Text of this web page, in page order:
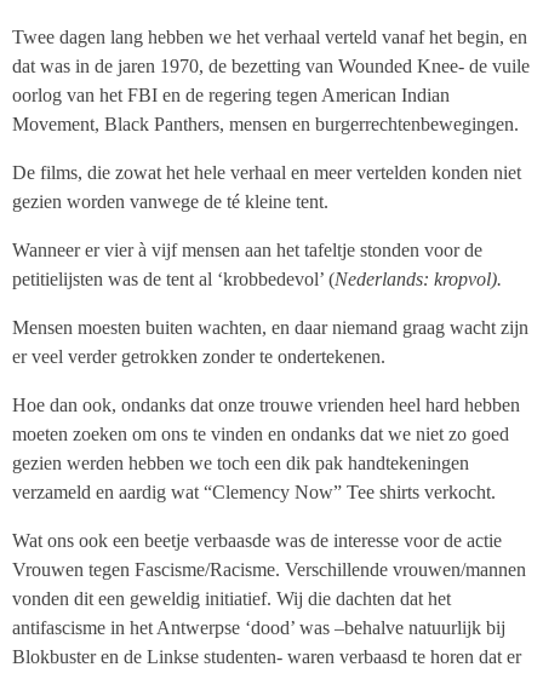
Twee dagen lang hebben we het verhaal verteld vanaf het begin, en
dat was in de jaren 1970, de bezetting van Wounded Knee- de vuile
oorlog van het FBI en de regering tegen American Indian
Movement, Black Panthers, mensen en burgerrechtenbewegingen.
De films, die zowat het hele verhaal en meer vertelden konden niet
gezien worden vanwege de té kleine tent.
Wanneer er vier à vijf mensen aan het tafeltje stonden voor de
petitielijsten was de tent al ‘krobbedevol’ (Nederlands: kropvol).
Mensen moesten buiten wachten, en daar niemand graag wacht zijn
er veel verder getrokken zonder te ondertekenen.
Hoe dan ook, ondanks dat onze trouwe vrienden heel hard hebben
moeten zoeken om ons te vinden en ondanks dat we niet zo goed
gezien werden hebben we toch een dik pak handtekeningen
verzameld en aardig wat “Clemency Now” Tee shirts verkocht.
Wat ons ook een beetje verbaasde was de interesse voor de actie
Vrouwen tegen Fascisme/Racisme. Verschillende vrouwen/mannen
vonden dit een geweldig initiatief. Wij die dachten dat het
antifascisme in het Antwerpse ‘dood’ was –behalve natuurlijk bij
Blokbuster en de Linkse studenten- waren verbaasd te horen dat er